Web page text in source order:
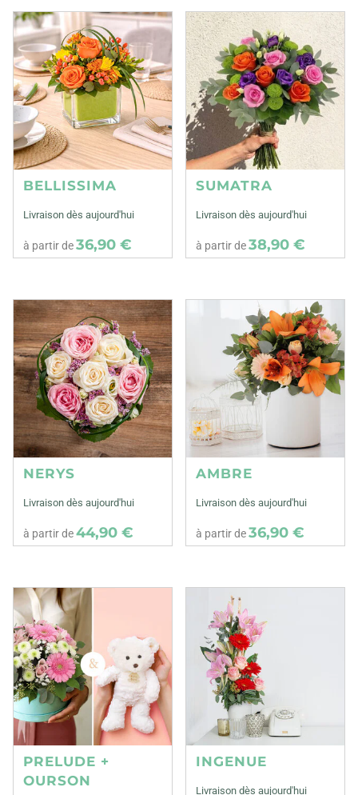
BELLISSIMA
Livraison dès aujourd'hui
à partir de36,90 €
SUMATRA
Livraison dès aujourd'hui
à partir de38,90 €
NERYS
Livraison dès aujourd'hui
à partir de44,90 €
AMBRE
Livraison dès aujourd'hui
à partir de36,90 €
PRELUDE +
OURSON
INGENUE
Livraison dès aujourd'hui